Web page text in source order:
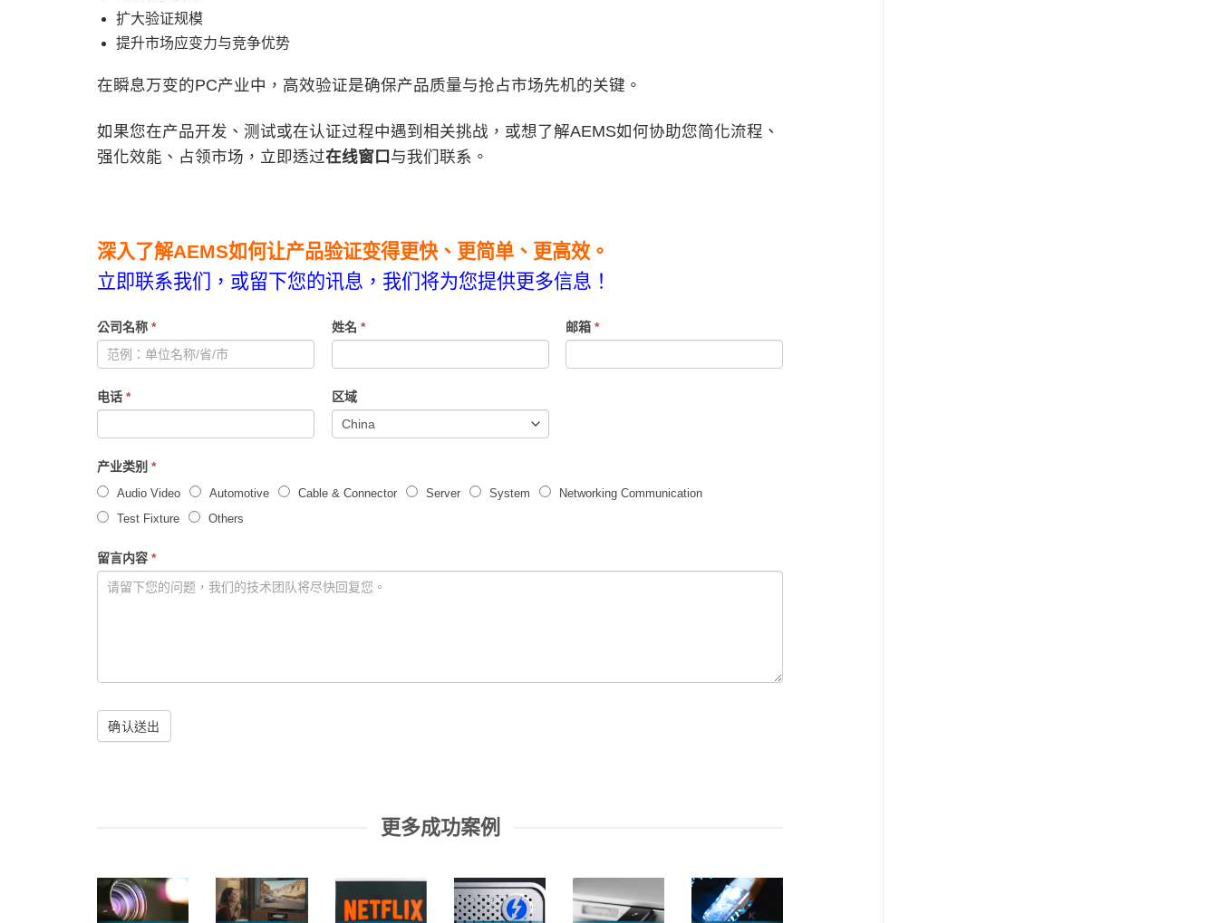
扩大验证规模
提升市场应变力与竞争优势
在瞬息万变的PC产业中，高效验证是确保产品质量与抢占市场先机的关键。
如果您在产品开发、测试或在认证过程中遇到相关挑战，或想了解AEMS如何协助您简化流程、
强化效能、占领市场，立即透过在线窗口与我们联系。
深入了解AEMS如何让产品验证变得更快、更简单、更高效。
立即联系我们，或留下您的讯息，我们将为您提供更多信息！
If
you
are
human,
this
field
blank.
公司名称* 姓名 * 邮箱*
电话* 区域
产业类别*
Audio Video Automotive Cable & Connector Server System
Networking Communication
Test Fixture
Others
留言内容*
确认送出
更多成功案例